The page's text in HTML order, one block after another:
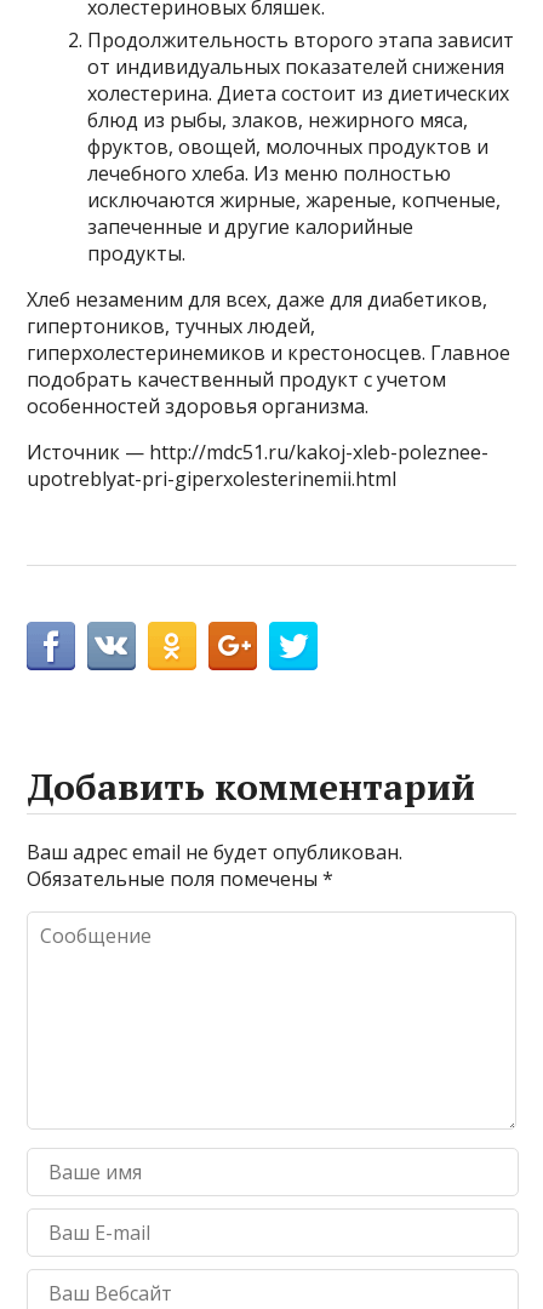
холестериновых бляшек.
Продолжительность второго этапа зависит
от индивидуальных показателей снижения
холестерина. Диета состоит из диетических
блюд из рыбы, злаков, нежирного мяса,
фруктов, овощей, молочных продуктов и
лечебного хлеба. Из меню полностью
исключаются жирные, жареные, копченые,
запеченные и другие калорийные
продукты.
Хлеб незаменим для всех, даже для диабетиков,
гипертоников, тучных людей,
гиперхолестеринемиков и крестоносцев. Главное
подобрать качественный продукт с учетом
особенностей здоровья организма.
Источник — http://mdc51.ru/kakoj-xleb-poleznee-
upotreblyat-pri-giperxolesterinemii.html
Добавить комментарий
Ваш адрес email не будет опубликован.
Обязательные поля помечены*